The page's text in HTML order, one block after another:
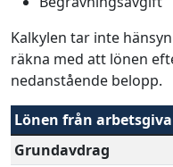
Kalkylen tar inte
räkna med att lönen
nedanstående belopp.
Lönen från
Grundavdrag